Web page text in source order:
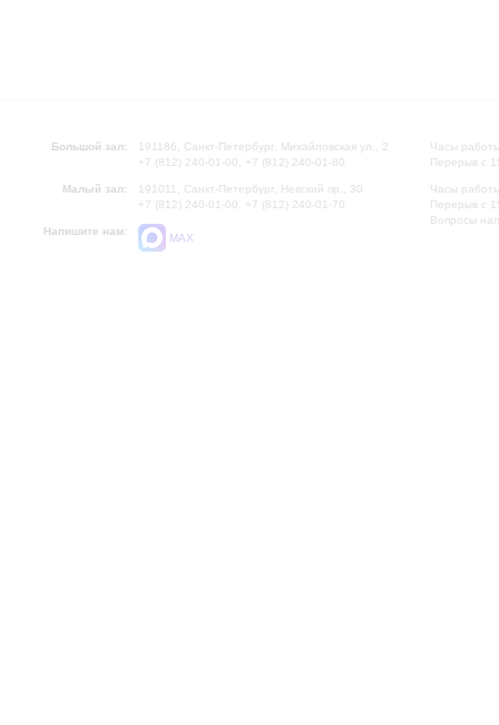
Большой зал:
191186, Санкт-Петербург, Михайловская ул., 2
+7 (812) 240-01-00, +7 (812) 240-01-80
Малый зал:
191011, Санкт-Петербург, Невский пр., 30
+7 (812) 240-01-00, +7 (812) 240-01-70
Напишите нам:
MAX
Часы
Перерыв с
Часы
Перерыв с
Вопросы